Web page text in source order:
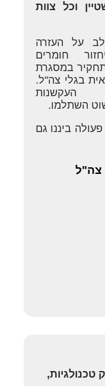
וכל צוות
על העזרה
חומרים
במסגרת
בגלי צה"ל.
העקשנות
השתלמו.
ביננו גם
צה"ל